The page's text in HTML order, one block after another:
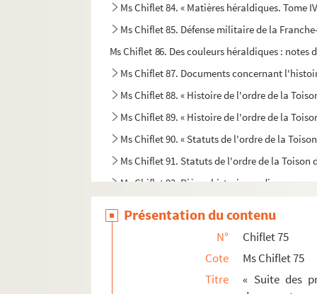
Ms Chiflet 84. « Matières héraldiques. Tome
Ms Chiflet 85. Défense militaire de la
Ms Chiflet 86. Des couleurs héraldiques : notes
Ms Chiflet 87. Documents concernant
Ms Chiflet 88. « Histoire de l'ordre de la
Ms Chiflet 89. « Histoire de l'ordre de la
Ms Chiflet 90. « Statuts de l'ordre de la
Ms Chiflet 91. Statuts de l'ordre de la Toison
Ms Chiflet 92. Pièces historiques diverses
Ms Chiflet 94. Lettres du président Bouhier, de
Présentation du contenu
N°
Chiflet 75
Cote
Ms Chiflet 75
Titre
« Suite des